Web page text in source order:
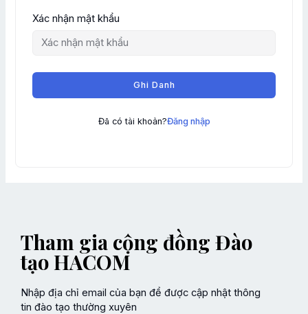
Xác nhận mật khẩu
Ghi Danh
Đã có tài khoản?Đăng nhập
Tham gia cộng đồng Đào
tạo HACOM
Nhập địa chỉ email của bạn để được cập nhật thông
tin đào tạo thường xuyên